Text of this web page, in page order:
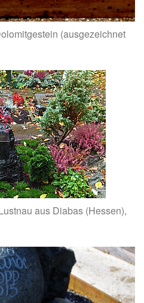
(ausgezeichnet
aus Diabas (Hessen),